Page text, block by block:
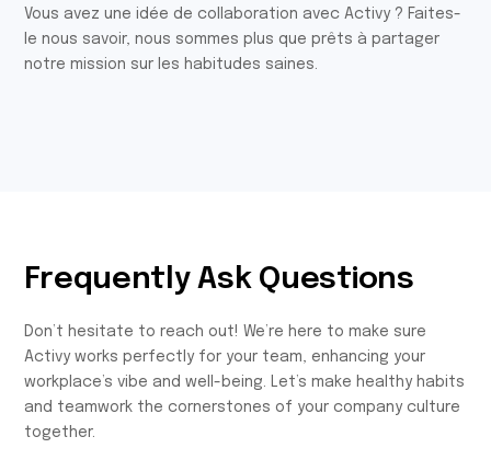
Vous avez une idée de collaboration avec Activy ? Faites-
le nous savoir, nous sommes plus que prêts à partager
notre mission sur les habitudes saines.
Frequently Ask Questions
Don’t hesitate to reach out! We’re here to make sure
Activy works perfectly for your team, enhancing your
workplace’s vibe and well-being. Let’s make healthy habits
and teamwork the cornerstones of your company culture
together.